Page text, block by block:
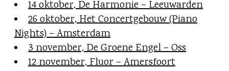
14 oktober, De Harmonie – Leeuwarden
26 oktober, Het Concertgebouw (Piano
Nights) – Amsterdam
3 november, De Groene Engel – Oss
12 november, Fluor – Amersfoort